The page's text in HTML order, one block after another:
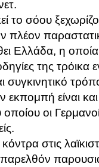
το σόου
πλέον
Ελλάδα, η
της
συγκινητικό
είναι
οι
στις
παρελθόν